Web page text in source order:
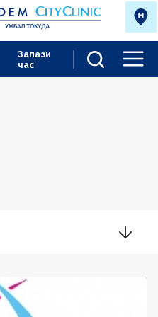
Запази
час